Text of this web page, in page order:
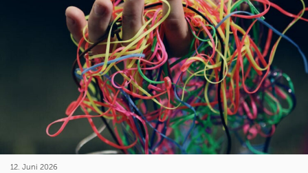
12. Juni 2026